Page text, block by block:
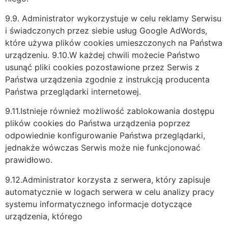
9.9. Administrator wykorzystuje w celu reklamy Serwisu
i świadczonych przez siebie usług Google AdWords,
które używa plików cookies umieszczonych na Państwa
urządzeniu. 9.10.W każdej chwili możecie Państwo
usunąć pliki cookies pozostawione przez Serwis z
Państwa urządzenia zgodnie z instrukcją producenta
Państwa przeglądarki internetowej.
9.11.Istnieje również możliwość zablokowania dostępu
plików cookies do Państwa urządzenia poprzez
odpowiednie konfigurowanie Państwa przeglądarki,
jednakże wówczas Serwis może nie funkcjonować
prawidłowo.
9.12.Administrator korzysta z serwera, który zapisuje
automatycznie w logach serwera w celu analizy pracy
systemu informatycznego informacje dotyczące
urządzenia, którego